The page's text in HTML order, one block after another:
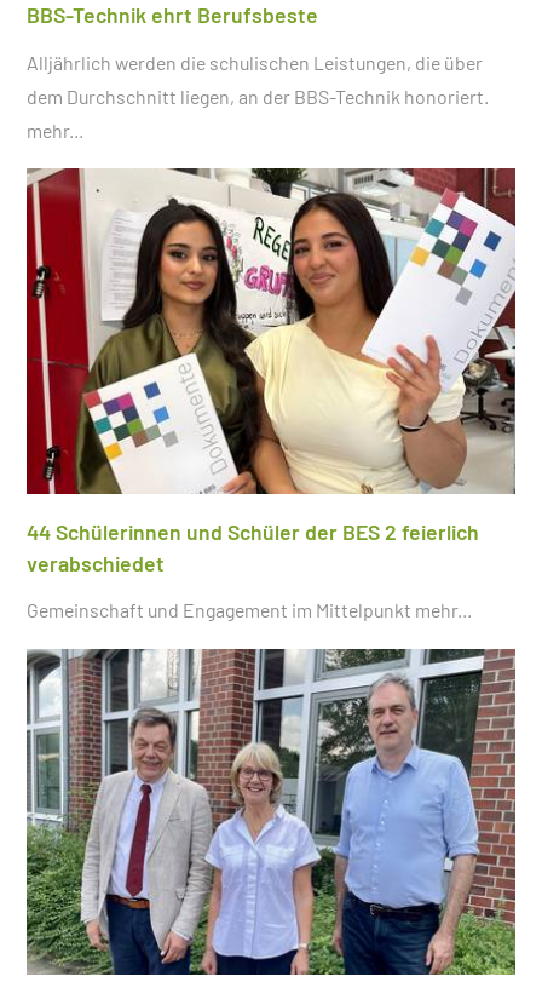
BBS-Technik ehrt Berufsbeste
Alljährlich werden die schulischen Leistungen, die über
dem Durchschnitt liegen, an der BBS-Technik honoriert.
mehr...
44 Schülerinnen und Schüler der BES 2 feierlich
verabschiedet
Gemeinschaft und Engagement im Mittelpunkt mehr...